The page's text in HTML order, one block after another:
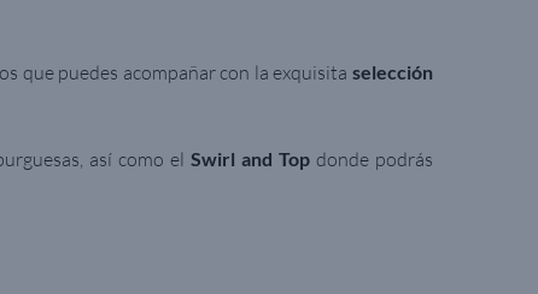
que puedes acompañar con la exquisitaselección
así como el Swirl and Topdonde podrás